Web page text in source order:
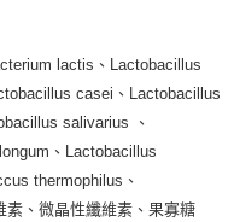
下簡稱本公司）所提供，讓
，並由商店將買賣／分期付款
關係目的，商店將以您的個人
哥大進項蒐集、處理及利用，
認、核對及更正。
但若您需要取消訂單，請聯絡
問，請聯繫「AFTEE先享後付
support/home
先享後付」服務完成之交
並將交易相關給付款項請求債
lactis、Lactobacillus
casei、Lactobacillus
salivarius 、
、Lactobacillus
thermophilus、
素、微晶性纖維素、果寡糖